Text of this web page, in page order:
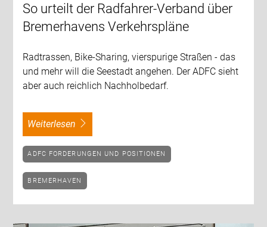
So urteilt der Radfahrer-Verband über
Bremerhavens Verkehrspläne
Radtrassen, Bike-Sharing, vierspurige Straßen - das
und mehr will die Seestadt angehen. Der ADFC sieht
aber auch reichlich Nachholbedarf.
weiterlesen
ADFC FORDERUNGEN UND POSITIONEN
BREMERHAVEN